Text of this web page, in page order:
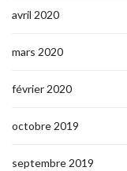
avril 2020
mars 2020
février 2020
octobre 2019
septembre 2019